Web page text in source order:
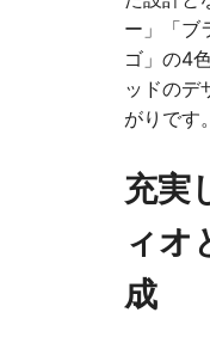
ー」「ブ
ゴ」の4
ッドのデ
がりです。
充実
ィオ
成